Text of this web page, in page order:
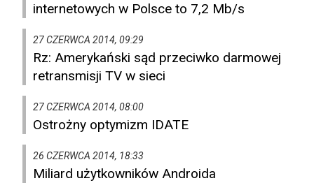
internetowych w Polsce to 7,2 Mb/s
27 CZERWCA 2014, 09:29
Rz: Amerykański sąd przeciwko darmowej
retransmisji TV w sieci
27 CZERWCA 2014, 08:00
Ostrożny optymizm IDATE
26 CZERWCA 2014, 18:33
Miliard użytkowników Androida